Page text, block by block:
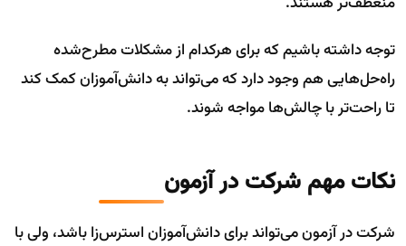
توجه داشته باشیم که برای هرکدام از مشکلات مطرح‌شده
راه‌حل‌هایی هم وجود دارد که می‌تواند به دانش‌آموزان کمک کند
تا راحت‌تر با چالش‌ها مواجه شوند.
نکات مهم شرکت در آزمون
شرکت در آزمون می‌تواند برای دانش‌آموزان استرس‌زا باشد، ولی با